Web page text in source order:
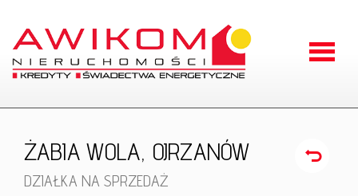
ŻABIA WOLA, OJRZANÓW
DZIAŁKA NA SPRZEDAŻ